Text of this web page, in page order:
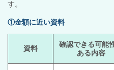
す。
①金額に近い資料
資料
確認できる可能
ある内容